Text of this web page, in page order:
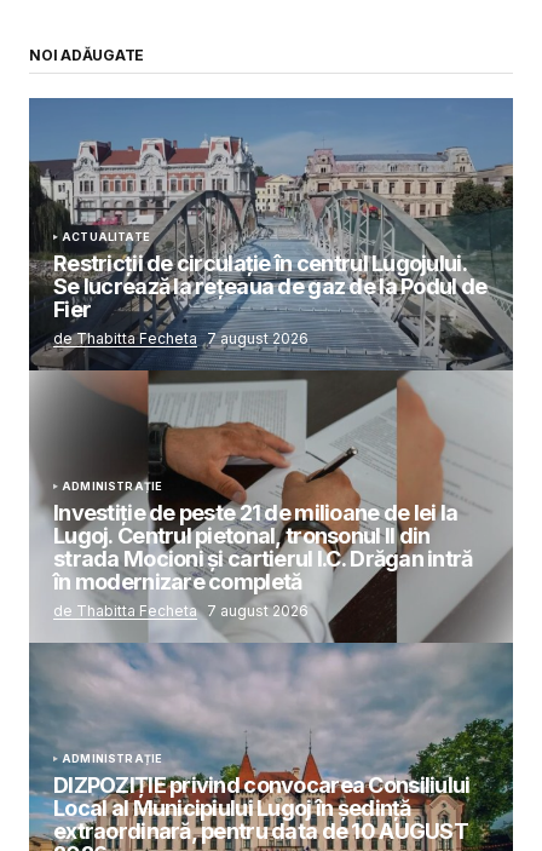
NOI ADĂUGATE
ACTUALITATE
Restricții de circulație în centrul Lugojului.
Se lucrează la rețeaua de gaz de la Podul de
Fier
de Thabitta Fecheta 7 august 2026
ADMINISTRAȚIE
Investiție de peste 21 de milioane de lei la
Lugoj. Centrul pietonal, tronsonul II din
strada Mocioni și cartierul I.C. Drăgan intră
în modernizare completă
de Thabitta Fecheta 7 august 2026
ADMINISTRAȚIE
DIZPOZIȚIE privind convocarea Consiliului
Local al Municipiului Lugoj în şedinţă
extraordinară, pentru data de 10 AUGUST